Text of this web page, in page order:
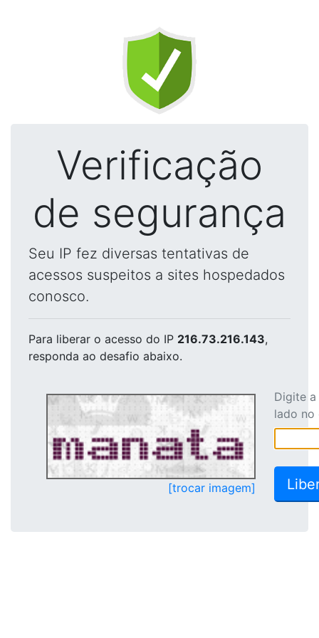
Verificação
de segurança
Seu IP fez diversas tentativas de
acessos suspeitos a sites hospedados
conosco.
Para liberar o acesso do IP 216.73.216.143,
responda ao desafio abaixo.
[trocar imagem]
Digite
lado no